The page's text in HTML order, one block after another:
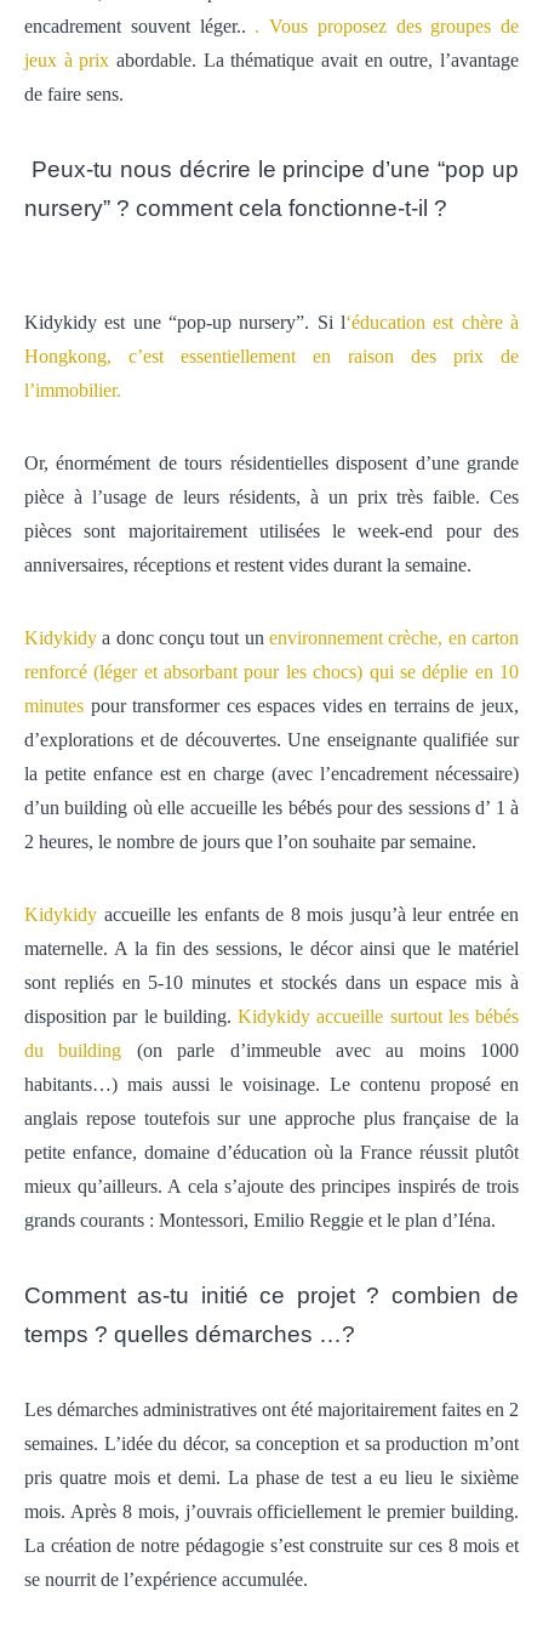
encadrement souvent léger.. . Vous proposez des groupes de
jeux à prix abordable. La thématique avait en outre, l’avantage
de faire sens.
Peux-tu nous décrire le principe d’une “pop up
nursery” ? comment cela fonctionne-t-il ?
Kidykidy est une “pop-up nursery”. Si l‘éducation est chère à
Hongkong, c’est essentiellement en raison des prix de
l’immobilier.
Or, énormément de tours résidentielles disposent d’une grande
pièce à l’usage de leurs résidents, à un prix très faible. Ces
pièces sont majoritairement utilisées le week-end pour des
anniversaires, réceptions et restent vides durant la semaine.
Kidykidy a donc conçu tout un environnement crèche, en carton
renforcé (léger et absorbant pour les chocs) qui se déplie en 10
minutes pour transformer ces espaces vides en terrains de jeux,
d’explorations et de découvertes.Une enseignantequalifiée sur
la petite enfance est en charge (avec l’encadrement nécessaire)
d’un building où elle accueille les bébés pour des sessions d’ 1 à
2 heures, le nombre de jours que l’on souhaite par semaine.
Kidykidy accueille les enfants de 8 mois jusqu’à leur entrée en
maternelle. A la fin des sessions, le décor ainsi que le matériel
sont repliés en 5-10 minutes et stockés dans un espace mis à
disposition par le building. Kidykidy accueille surtout les bébés
du building (on parle d’immeuble avec au moins 1000
habitants…) mais aussi le voisinage. Le contenu proposé en
anglais repose toutefois sur une approche plus française de la
petite enfance, domaine d’éducation où la France réussit plutôt
mieux qu’ailleurs. A cela s’ajoute des principes inspirés de trois
grands courants : Montessori, Emilio Reggie et le plan d’Iéna.
Comment as-tu initié ce projet ? combien de
temps ? quelles démarches …?
Les démarches administratives ont été majoritairement faites en 2
semaines. L’idée du décor, sa conception et sa production m’ont
pris quatre mois et demi. La phase de test a eu lieu le sixième
mois. Après 8 mois, j’ouvrais officiellement le premier building.
La création de notre pédagogie s’est construite sur ces 8 mois et
se nourrit de l’expérience accumulée.